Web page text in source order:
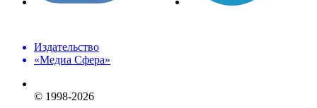
Издательство
«Медиа Сфера»
© 1998-2026